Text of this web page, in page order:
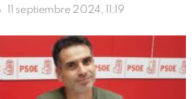
11 septiembre 2024, 11:19